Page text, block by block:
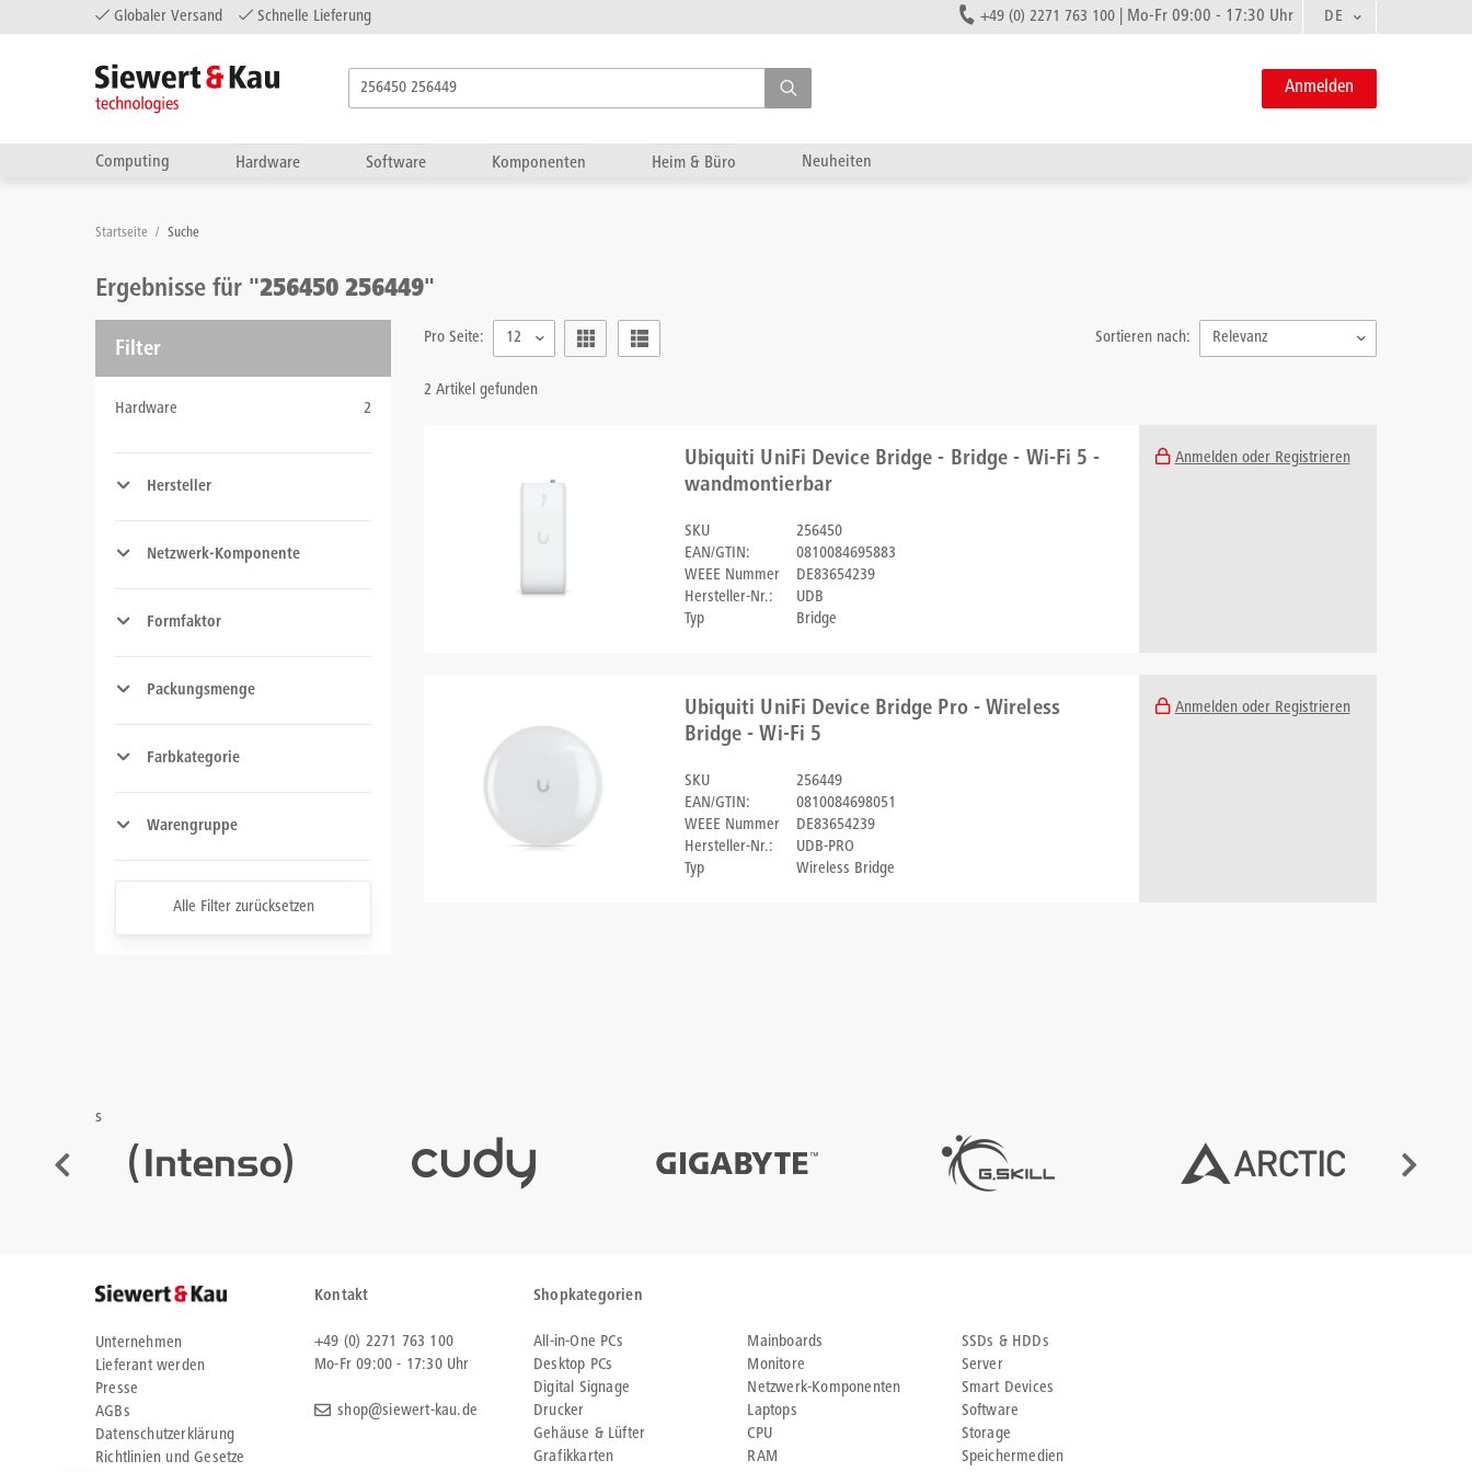
Globaler Versand Schnelle Lieferung +49 (0) 2271 763 100 Mo-Fr 09:00 - 17:30 Uhr DE
Anmelden
Computing Hardware Software Komponenten Heim & Büro Neuheiten
Startseite / Suche
Ergebnisse für "256450 256449"
Filter
Hardware 2
Hersteller
Netzwerk-Komponente
Formfaktor
Packungsmenge
Farbkategorie
Warengruppe
Alle Filter zurücksetzen
Pro Seite: 12 Sortieren nach: Relevanz
2 Artikel gefunden
Ubiquiti UniFi Device Bridge - Bridge - Wi-Fi 5 -
wandmontierbar
SKU
256450
EAN/GTIN:
0810084695883
WEEE Nummer
DE83654239
Hersteller-Nr.:
UDB
Typ
Bridge
Anmelden oder Registrieren
Ubiquiti UniFi Device Bridge Pro - Wireless
Bridge - Wi-Fi 5
SKU
256449
EAN/GTIN:
0810084698051
WEEE Nummer
DE83654239
Hersteller-Nr.:
UDB-PRO
Typ
Wireless Bridge
Anmelden oder Registrieren
s
Unternehmen
Lieferant werden
Presse
AGBs
Datenschutzerklärung
Richtlinien und Gesetze
Kontakt
+49 (0) 2271 763 100
Mo-Fr 09:00 - 17:30 Uhr
shop@siewert-kau.de
Shopkategorien
All-in-One PCs
Desktop PCs
Digital Signage
Drucker
Gehäuse & Lüfter
Grafikkarten
Mainboards
Monitore
Netzwerk-Komponenten
Laptops
CPU
RAM
SSDs & HDDs
Server
Smart Devices
Software
Storage
Speichermedien